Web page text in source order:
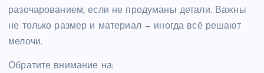
разочарованием, если не продуманы детали. Важны
не только размер и материал — иногда всё решают
мелочи.
Обратите внимание на: